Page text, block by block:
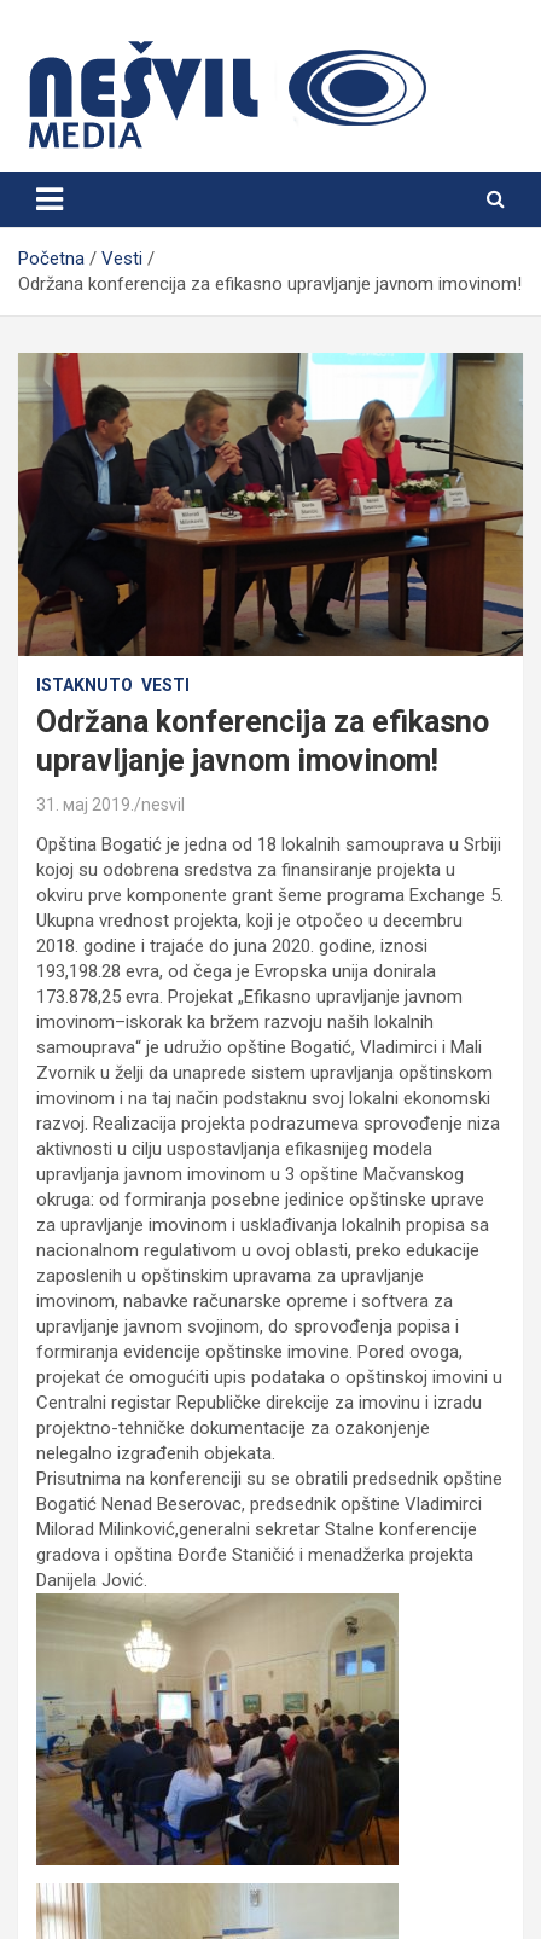
content
Nešvil Media Bogatić
Početna
Vesti
Održana konferencija za efikasno upravljanje javnom imovinom!
ISTAKNUTO VESTI
Održana konferencija za efikasno
upravljanje javnom imovinom!
31. мај 2019. nesvil
Opština Bogatić je jedna od 18 lokalnih samouprava u Srbiji
kojoj su odobrena sredstva za finansiranje projekta u
okviru prve komponente grant šeme programa Exchange 5.
Ukupna vrednost projekta, koji je otpočeo u decembru
2018. godine i trajaće do juna 2020. godine, iznosi
193,198.28 evra, od čega je Evropska unija donirala
173.878,25 evra. Projekat „Efikasno upravljanje javnom
imovinom–iskorak ka bržem razvoju naših lokalnih
samouprava“ je udružio opštine Bogatić, Vladimirci i Mali
Zvornik u želji da unaprede sistem upravljanja opštinskom
imovinom i na taj način podstaknu svoj lokalni ekonomski
razvoj. Realizacija projekta podrazumeva sprovođenje niza
aktivnosti u cilju uspostavljanja efikasnijeg modela
upravljanja javnom imovinom u 3 opštine Mačvanskog
okruga: od formiranja posebne jedinice opštinske uprave
za upravljanje imovinom i usklađivanja lokalnih propisa sa
nacionalnom regulativom u ovoj oblasti, preko edukacije
zaposlenih u opštinskim upravama za upravljanje
imovinom, nabavke računarske opreme i softvera za
upravljanje javnom svojinom, do sprovođenja popisa i
formiranja evidencije opštinske imovine. Pored ovoga,
projekat će omogućiti upis podataka o opštinskoj imovini u
Centralni registar Republičke direkcije za imovinu i izradu
projektno-tehničke dokumentacije za ozakonjenje
nelegalno izgrađenih objekata.
Prisutnima na konferenciji su se obratili predsednik opštine
Bogatić Nenad Beserovac, predsednik opštine Vladimirci
Milorad Milinković,generalni sekretar Stalne konferencije
gradova i opština Đorđe Staničić i menadžerka projekta
Danijela Jović.